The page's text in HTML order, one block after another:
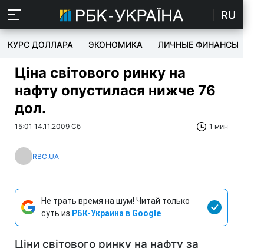
RU
КУРС ДОЛЛАРА ЭКОНОМИКА ЛИЧНЫЕ ФИНАНСЫ
Ціна світового ринку на
нафту опустилася нижче 76
дол.
15:01 14.11.2009 Сб 1 мин
RBC.UA
Не трать время на шум! Читай только
суть из РБК-Украина в Google
Ціни світового ринку на нафту за